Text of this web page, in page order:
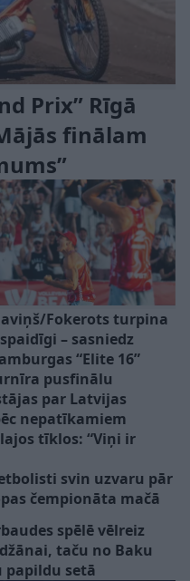
Prix” Rīgā
finālam
Fokerots turpina
– sasniedz
“Elite 16”
pusfinālu
par Latvijas
nepatīkamiem
tīklos: “Viņi ir
svin uzvaru pār
čempionāta mačā
spēlē vēlreiz
taču no Baku
papildu setā